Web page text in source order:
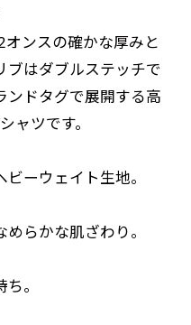
オンスの確かな厚みと
ブはダブルステッチで
ンドタグで展開する高
ャツです。
ーウェイト生地。
らかな肌ざわり。
。
のぼりです。台はセ
ャンボサイズです。
がある場所で大々的
です。
のぼりです。台はセ
ャンボサイズです。
がある場所で大々的
です。